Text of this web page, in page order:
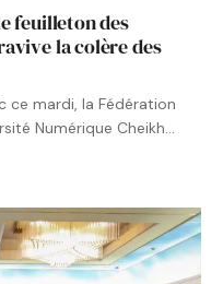
feuilleton des
la colère des
ce mardi, la Fédération
Numérique Cheikh